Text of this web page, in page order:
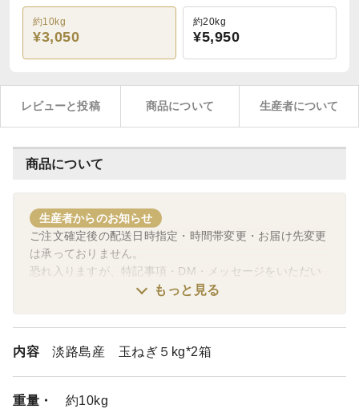
約10kg
¥3,050
約20kg
¥5,950
レビューと投稿 商品について 生産者について
商品について
生産者からのお知らせ
ご注文確定後の配送日時指定・時間帯変更・お届け先変更
は承っておりません。
恐れ入りますが、特記事項・DM・メッセージをいただい
ても個別変更対応は行っておりませんので、ご理解くださ
配送に関する変更・ご要望は、ヤマト運輸へご相談いただ
けますようお願いいたします。
もっと見る
内容 淡路島産 玉ねぎ５kg*2箱
重量・
約10kg